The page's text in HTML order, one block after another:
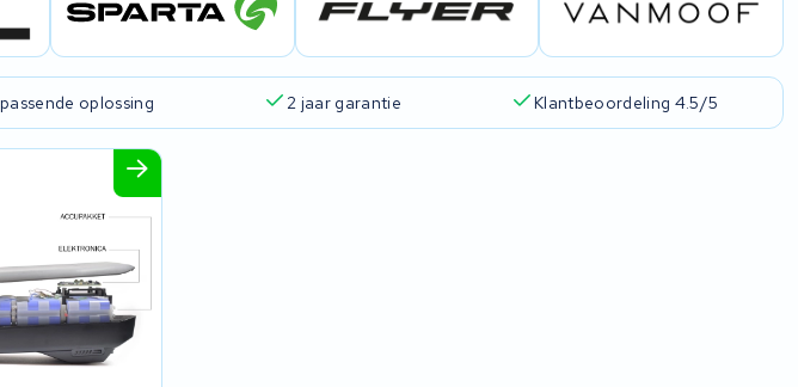
oplossing 2 jaar garantie Klantbeoordeling 4.5/5